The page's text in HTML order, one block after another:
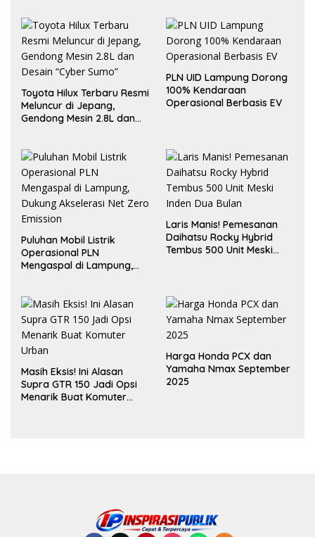
Toyota Hilux Terbaru Resmi
Meluncur di Jepang,
Gendong Mesin 2.8L dan
PLN UID Lampung Dorong
100% Kendaraan
Operasional Berbasis EV
Puluhan Mobil Listrik
Operasional PLN
Mengaspal di Lampung,
Laris Manis! Pemesanan
Daihatsu Rocky Hybrid
Tembus 500 Unit Meski
Masih Eksis! Ini Alasan
Supra GTR 150 Jadi Opsi
Menarik Buat Komuter
Harga Honda PCX dan
Yamaha Nmax September
2025